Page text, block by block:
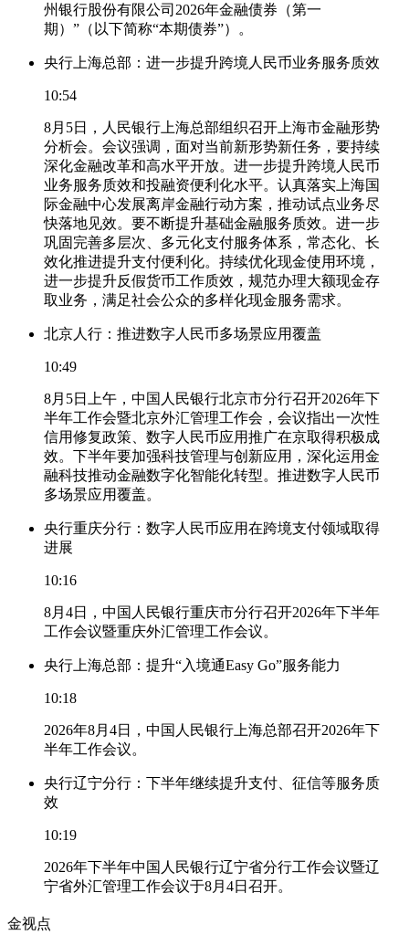
州银行股份有限公司2026年金融债券（第一
期）”（以下简称“本期债券”）。
央行上海总部：进一步提升跨境人民币业务服务质效
10:54
8月5日，人民银行上海总部组织召开上海市金融形势
分析会。会议强调，面对当前新形势新任务，要持续
深化金融改革和高水平开放。进一步提升跨境人民币
业务服务质效和投融资便利化水平。认真落实上海国
际金融中心发展离岸金融行动方案，推动试点业务尽
快落地见效。要不断提升基础金融服务质效。进一步
巩固完善多层次、多元化支付服务体系，常态化、长
效化推进提升支付便利化。持续优化现金使用环境，
进一步提升反假货币工作质效，规范办理大额现金存
取业务，满足社会公众的多样化现金服务需求。
北京人行：推进数字人民币多场景应用覆盖
10:49
8月5日上午，中国人民银行北京市分行召开2026年下
半年工作会暨北京外汇管理工作会，会议指出一次性
信用修复政策、数字人民币应用推广在京取得积极成
效。下半年要加强科技管理与创新应用，深化运用金
融科技推动金融数字化智能化转型。推进数字人民币
多场景应用覆盖。
央行重庆分行：数字人民币应用在跨境支付领域取得
进展
10:16
8月4日，中国人民银行重庆市分行召开2026年下半年
工作会议暨重庆外汇管理工作会议。
央行上海总部：提升“入境通Easy Go”服务能力
10:18
2026年8月4日，中国人民银行上海总部召开2026年下
半年工作会议。
央行辽宁分行：下半年继续提升支付、征信等服务质
效
10:19
2026年下半年中国人民银行辽宁省分行工作会议暨辽
宁省外汇管理工作会议于8月4日召开。
金视点